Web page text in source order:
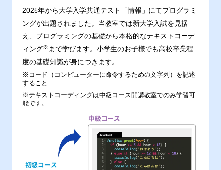
2025年から大学入学共通テスト「情報」にてプログラミ
ングが出題されました。当教室では新大学入試を見据
え、プログラミングの基礎から本格的なテキストコーデ
ィング※ まで学びます。小学生のお子様でも高校卒業程
度の基礎知識が身につきます。
※コード（コンピューターに命令するための文字列）を記述
すること
※テキストコーディングは中級コース開講教室でのみ学習可
能です。